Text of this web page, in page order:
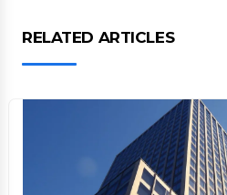
RELATED ARTICLES